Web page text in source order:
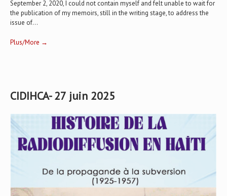
September 2, 2020, I could not contain myself and felt unable to wait for
the publication of my memoirs, still in the writing stage, to address the
issue of...
Plus/More →
CIDIHCA- 27 juin 2025